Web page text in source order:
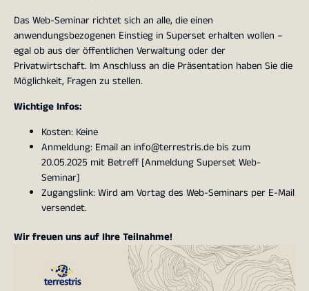
Das Web-Seminar richtet sich an alle, die einen
anwendungsbezogenen Einstieg in Superset erhalten wollen –
egal ob aus der öffentlichen Verwaltung oder der
Privatwirtschaft. Im Anschluss an die Präsentation haben Sie die
Möglichkeit, Fragen zu stellen.
Wichtige Infos:
Kosten: Keine
Anmeldung: Email an info@terrestris.de bis zum
20.05.2025 mit Betreff [Anmeldung Superset Web-
Seminar]
Zugangslink: Wird am Vortag des Web-Seminars per E-Mail
versendet.
Wir freuen uns auf Ihre Teilnahme!